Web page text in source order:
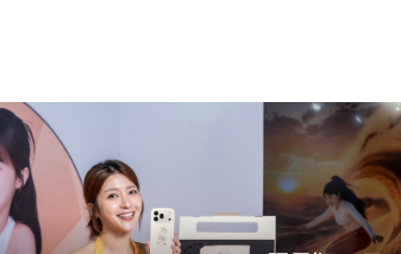
READ
MORE